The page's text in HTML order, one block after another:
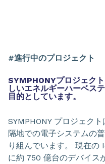
#進行中のプロジェクト
SYMPHONYプロジェク
しいエネルギーハーベス
目的としています。
SYMPHONY プロジェク
隔地での電子システムの
り組んでいます。 現在の
に約 750 億台のデバイス